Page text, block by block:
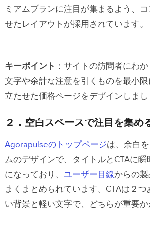
ミアムプランに注目が集まるよう、
せたレイアウトが採用されています。
キーポイント ：サイトの訪問者にわか
文字や余計な注意を引くものを最小限
立たせた価格ページをデザインしまし
２．空白スペースで注目を集め
Agorapulseのトップページは、余白
ムのデザインで、タイトルとCTAに瞬
になっており、 ユーザー目線からの製
まくまとめられています。CTAは２つ
い背景と軽い文字で、どちらが重要か